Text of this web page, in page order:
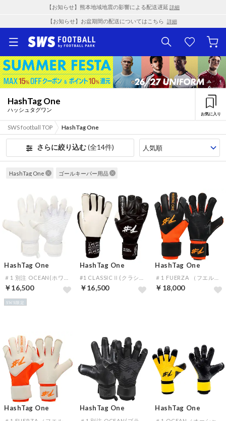
【お知らせ】熊本地域地震の影響による配送遅延 詳細
【お知らせ】お盆期間の配送についてはこちら 詳細
HashTag One
ハッシュタグワン
お気に入り
SWS football TOP HashTag One
さらに絞り込む(全14件)
HashTag One ゴールキーパー用品
HashTag One
￥16,500
SWS限定
HashTag One
￥16,500
HashTag One
￥18,000
HashTag One HashTag One HashTag One